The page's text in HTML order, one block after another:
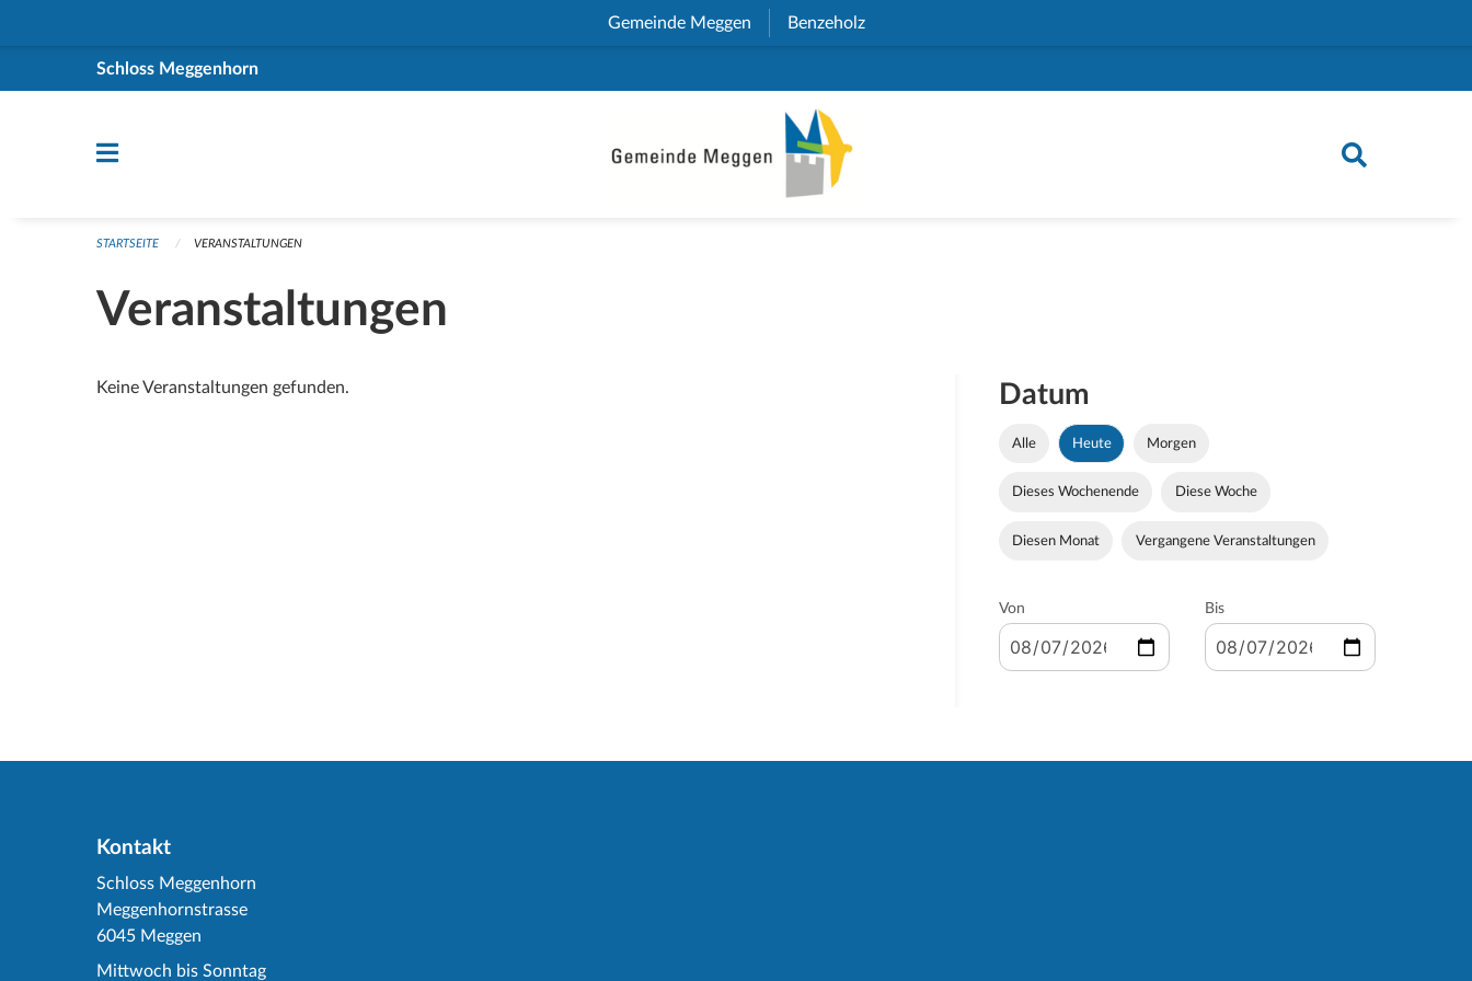
Gemeinde Meggen (External Link)
Benzeholz(External Link)
Schloss Meggenhorn
STARTSEITE VERANSTALTUNGEN
Veranstaltungen
Keine Veranstaltungen gefunden. Datum
Alle Heute Morgen
Dieses Wochenende Diese Woche
Diesen Monat Vergangene Veranstaltungen
Von Bis
Kontakt
Schloss Meggenhorn
Meggenhornstrasse
6045 Meggen
Mittwoch bis Sonntag